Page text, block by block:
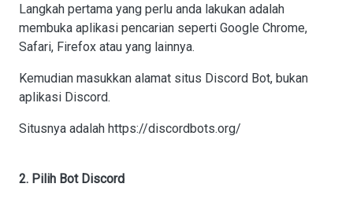
Langkah pertama yang perlu anda lakukan adalah
membuka aplikasi pencarian seperti Google Chrome,
Safari, Firefox atau yang lainnya.
Kemudian masukkan alamat situs Discord Bot, bukan
aplikasi Discord.
Situsnya adalah https://discordbots.org/
2. Pilih Bot Discord